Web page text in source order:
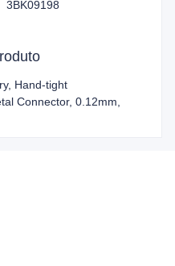
3BK09198
Hand-tight
Connector, 0.12mm,